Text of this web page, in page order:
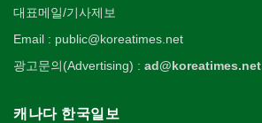
대표메일/기사제보
Email : public@koreatimes.net
광고문의(Advertising) : ad@koreatimes.net
캐나다 한국일보